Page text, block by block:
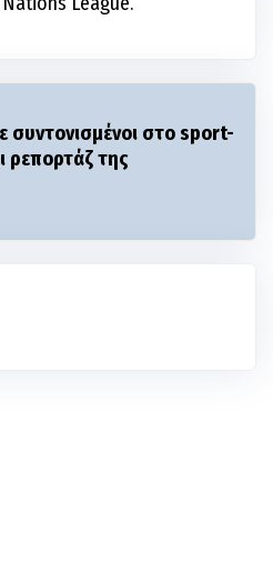
συντονισμένοι στο sport-
ρεπορτάζ της